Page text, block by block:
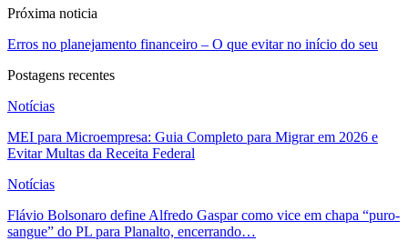
Próxima noticia
Erros no planejamento financeiro – O que evitar no início do seu
Postagens recentes
Notícias
MEI para Microempresa: Guia Completo para Migrar em 2026 e
Evitar Multas da Receita Federal
Notícias
Flávio Bolsonaro define Alfredo Gaspar como vice em chapa “puro-
sangue” do PL para Planalto, encerrando…